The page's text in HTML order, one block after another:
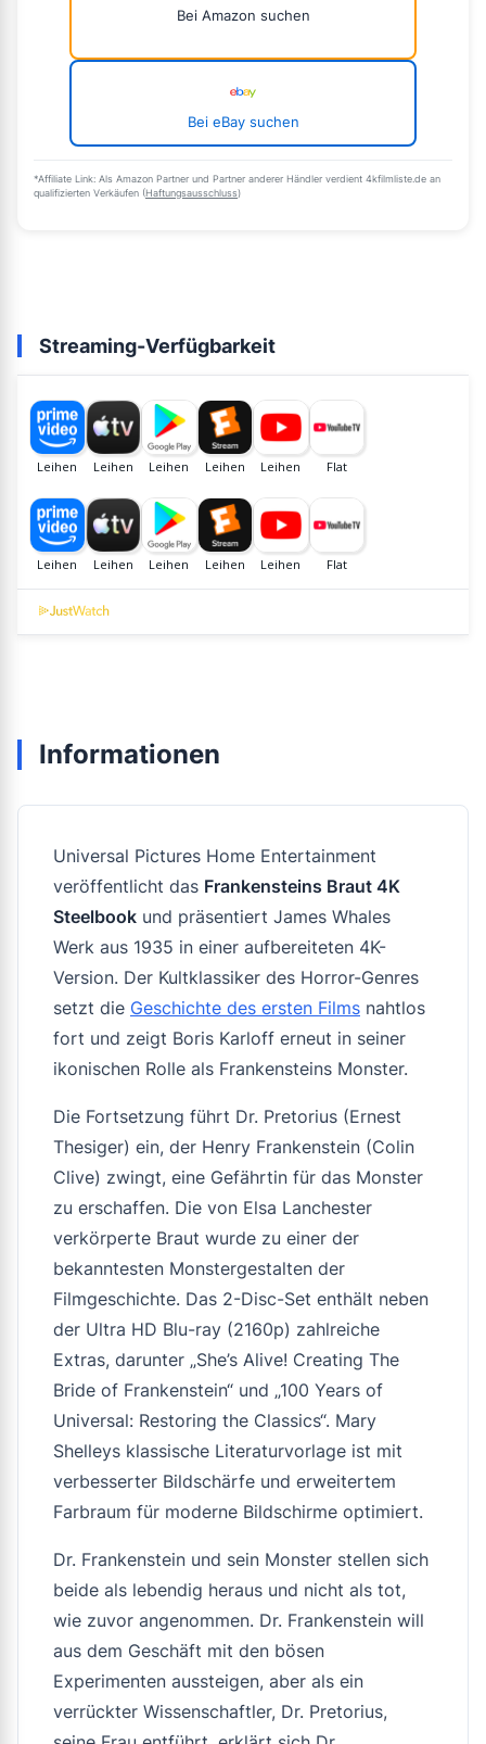
Bei Amazon suchen
Bei eBay suchen
*Affiliate Link: Als Amazon Partner und Partner anderer Händler verdient 4kfilmliste.de an
qualifizierten Verkäufen (Haftungsausschluss)
Streaming-Verfügbarkeit
Informationen
Universal Pictures Home Entertainment
veröffentlicht das Frankensteins Braut 4K
Steelbook und präsentiert James Whales
Werk aus 1935 in einer aufbereiteten 4K-
Version. Der Kultklassiker des Horror-Genres
setzt die Geschichte des ersten Films nahtlos
fort und zeigt Boris Karloff erneut in seiner
ikonischen Rolle als Frankensteins Monster.
Die Fortsetzung führt Dr. Pretorius (Ernest
Thesiger) ein, der Henry Frankenstein (Colin
Clive) zwingt, eine Gefährtin für das Monster
zu erschaffen. Die von Elsa Lanchester
verkörperte Braut wurde zu einer der
bekanntesten Monstergestalten der
Filmgeschichte. Das 2-Disc-Set enthält neben
der Ultra HD Blu-ray (2160p) zahlreiche
Extras, darunter „She’s Alive! Creating The
Bride of Frankenstein“ und „100 Years of
Universal: Restoring the Classics“. Mary
Shelleys klassische Literaturvorlage ist mit
verbesserter Bildschärfe und erweitertem
Farbraum für moderne Bildschirme optimiert.
Dr. Frankenstein und sein Monster stellen sich
beide als lebendig heraus und nicht als tot,
wie zuvor angenommen. Dr. Frankenstein will
aus dem Geschäft mit den bösen
Experimenten aussteigen, aber als ein
verrückter Wissenschaftler, Dr. Pretorius,